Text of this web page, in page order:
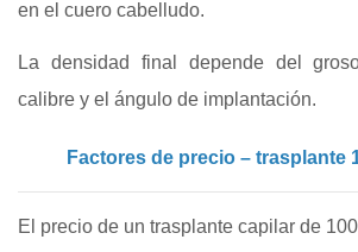
en el cuero cabelludo.
La densidad final depende del
calibre y el ángulo de implantación.
Factores de precio – trasplante
El precio de un trasplante capilar de